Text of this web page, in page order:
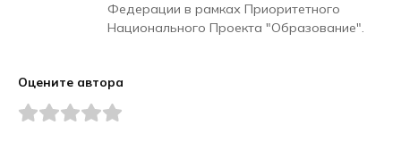
Федерации в рамках Приоритетного
Национального Проекта "Образование".
Оцените автора